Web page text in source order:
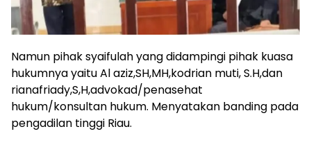
Namun pihak syaifulah yang didampingi pihak kuasa
hukumnya yaitu Al aziz,SH,MH,kodrian muti, S.H,dan
rianafriady,S,H,advokad/penasehat
hukum/konsultan hukum. Menyatakan banding pada
pengadilan tinggi Riau.